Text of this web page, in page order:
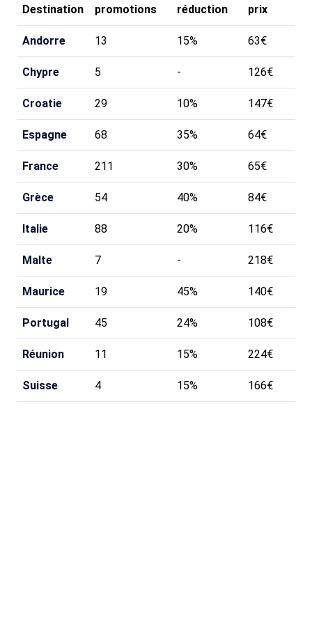
Destination
promotions
réduction
prix
Andorre 13 15% 63€
Chypre 5 - 126€
Croatie 29 10% 147€
Espagne 68 35% 64€
France 211 30% 65€
Grèce 54 40% 84€
Italie 88 20% 116€
Malte 7 - 218€
Maurice 19 45% 140€
Portugal 45 24% 108€
Réunion 11 15% 224€
Suisse 4 15% 166€